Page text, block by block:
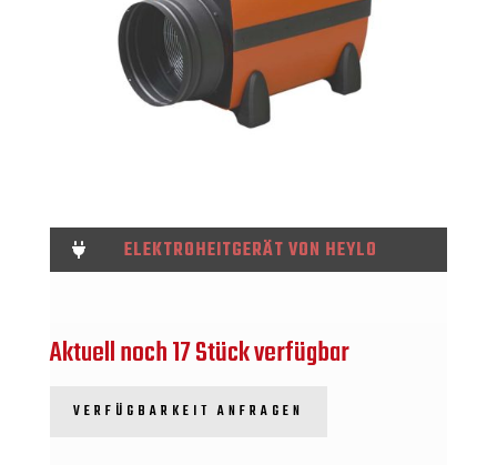
 ELEKTROHEITGERÄT VON HEYLO
Aktuell noch 17 Stück verfügbar
VERFÜGBARKEIT ANFRAGEN